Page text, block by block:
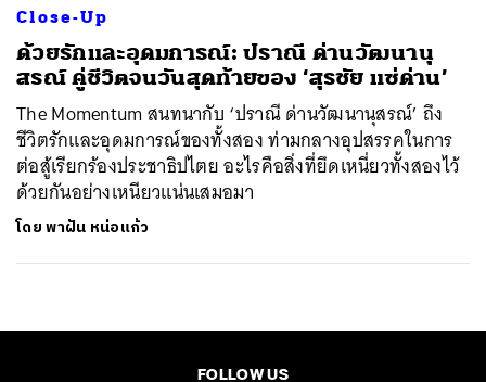
Close-Up
ด้วยรักและอุดมการณ์: ปราณี ด่านวัฒนานุ
สรณ์ คู่ชีวิตจนวันสุดท้ายของ ‘สุรชัย แซ่ด่าน’
The Momentum สนทนากับ ‘ปราณี ด่านวัฒนานุสรณ์’ ถึง
ชีวิตรักและอุดมการณ์ของทั้งสอง ท่ามกลางอุปสรรคในการ
ต่อสู้เรียกร้องประชาธิปไตย อะไรคือสิ่งที่ยึดเหนี่ยวทั้งสองไว้
ด้วยกันอย่างเหนียวแน่นเสมอมา
โดยพาฝัน หน่อแก้ว
FOLLOW US